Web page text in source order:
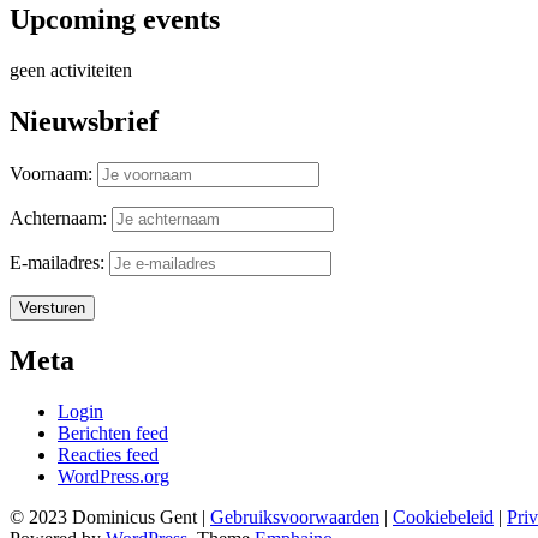
Upcoming events
geen activiteiten
Nieuwsbrief
Voornaam:
Achternaam:
E-mailadres:
Meta
Login
Berichten feed
Reacties feed
WordPress.org
© 2023 Dominicus Gent | Gebruiksvoorwaarden | Cookiebeleid |